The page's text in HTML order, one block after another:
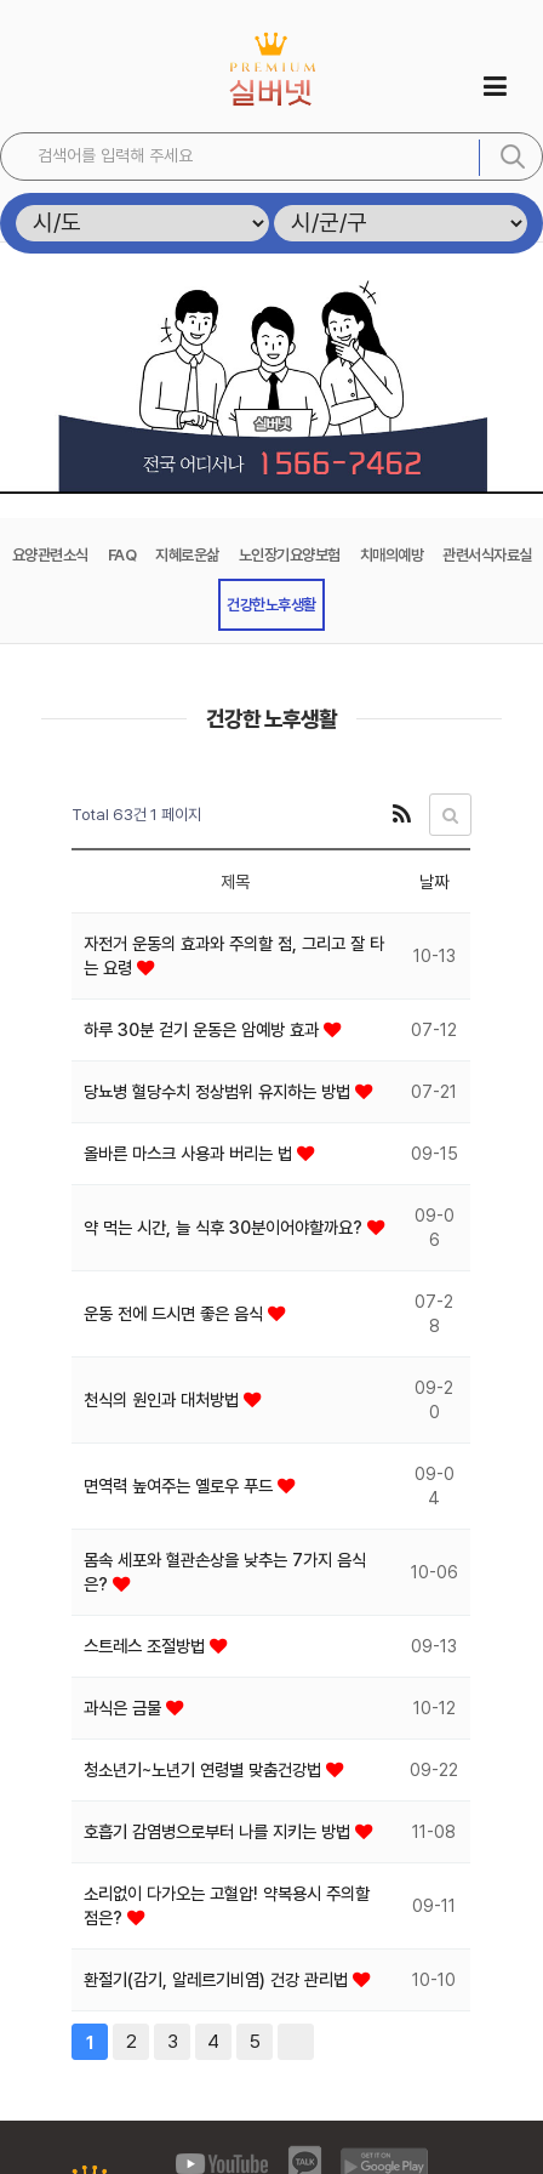
요양관련소식 FAQ 지혜로운삶 노인장기요양보험 치매의예방 관련서식자료실
건강한노후생활
건강한 노후생활
Total 63건 1 페이지
게시판 검색
제목 날짜
자전거 운동의 효과와 주의할 점, 그리고 잘 타
는 요령
10-13
하루 30분 걷기 운동은 암예방 효과 07-12
당뇨병 혈당수치 정상범위 유지하는 방법 07-21
올바른 마스크 사용과 버리는 법 09-15
약 먹는 시간, 늘 식후 30분이어야할까요?
09-0
6
운동 전에 드시면 좋은 음식
07-2
8
천식의 원인과 대처방법
09-2
0
면역력 높여주는 옐로우 푸드
09-0
4
몸속 세포와 혈관손상을 낮추는 7가지 음식
은?
10-06
스트레스 조절방법 09-13
과식은 금물 10-12
청소년기~노년기 연령별 맞춤건강법 09-22
호흡기 감염병으로부터 나를 지키는 방법 11-08
소리없이 다가오는 고혈압! 약복용시 주의할
점은?
09-11
환절기(감기, 알레르기비염) 건강 관리법 10-10
1 2 3 4 5